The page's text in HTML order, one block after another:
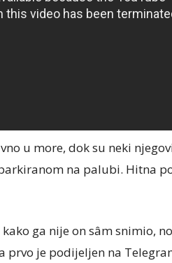
u more, dok su neki
na palubi. Hitna
ga nije on sâm snimio,
prvo je podijeljen na